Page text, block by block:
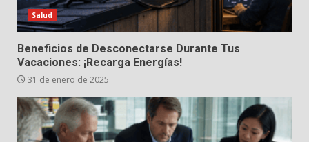
Salud
Beneficios de Desconectarse Durante Tus
Vacaciones: ¡Recarga Energías!
31 de enero de 2025